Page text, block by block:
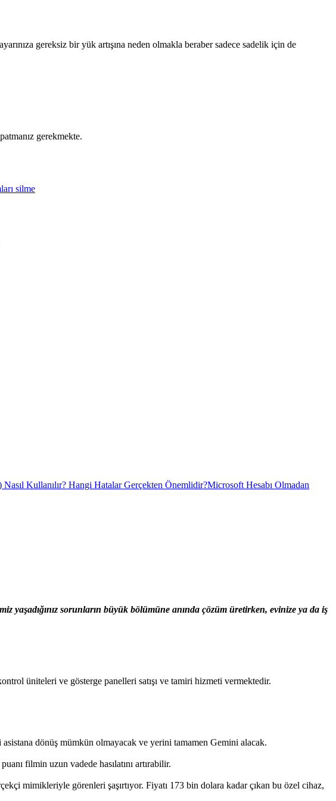
gereksiz bir yük artışına neden olmakla beraber sadece sadelik için de
gerekmekte.
silme
Kullanılır? Hangi Hatalar Gerçekten Önemlidir?Microsoft Hesabı Olmadan
yaşadığınız sorunların büyük bölümüne anında çözüm üretirken, evinize ya da iş
üniteleri ve gösterge panelleri satışı ve tamiri hizmeti vermektedir.
dönüş mümkün olmayacak ve yerini tamamen Gemini alacak.
filmin uzun vadede hasılatını artırabilir.
mimikleriyle görenleri şaşırtıyor. Fiyatı 173 bin dolara kadar çıkan bu özel cihaz,